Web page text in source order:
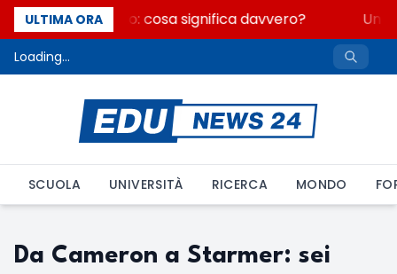
ULTIMA ORA
Fondo perduto: cosa significa davvero? Un
Loading...
SCUOLA UNIVERSITÀ RICERCA MONDO
Da Cameron a Starmer: sei